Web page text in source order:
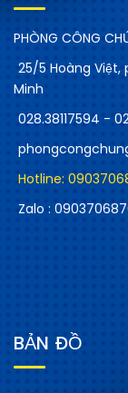
PHÒNG CÔNG
25/5 Hoàng Việt,
Minh
028.38117594 -
Hotline:
Zalo :
BẢN ĐỒ